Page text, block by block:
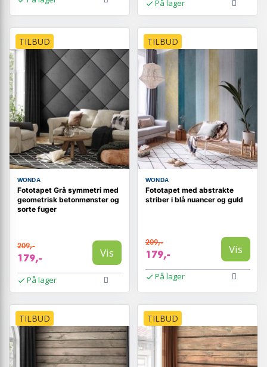
På lager
TILBUD
WONDA
Fototapet Grå symmetri med
geometrisk betonmønster og
sorte fuger
209,-
179,- Vis
På lager
TILBUD
WONDA
Fototapet med abstrakte
striber i blå nuancer og guld
209,-
179,- Vis
På lager
TILBUD TILBUD